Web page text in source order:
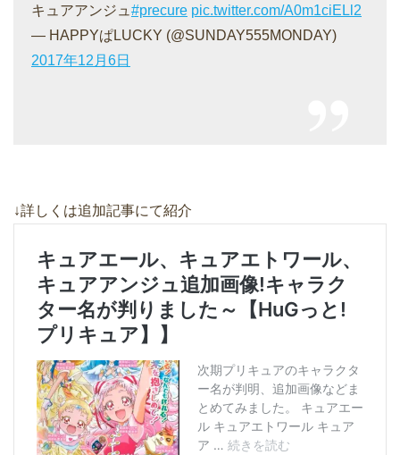
キュアアンジュ #precure pic.twitter.com/A0m1ciELl2
— HAPPYぱLUCKY (@SUNDAY555MONDAY)
2017年12月6日
↓詳しくは追加記事にて紹介